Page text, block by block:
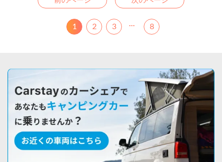
1 2 3 ... 8